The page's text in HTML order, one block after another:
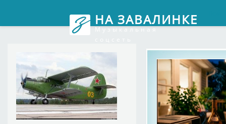
НА ЗАВАЛИНКЕ
Музыкальная